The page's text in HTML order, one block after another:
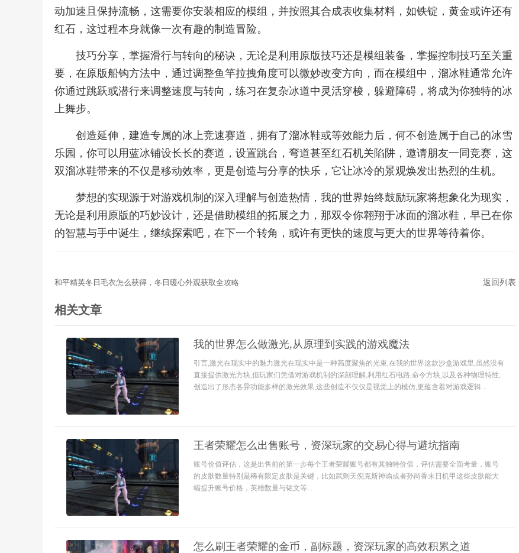
动加速且保持流畅，这需要你安装相应的模组，并按照其合成表收集材料，如铁锭，黄金或许还有
红石，这过程本身就像一次有趣的制造冒险。
技巧分享，掌握滑行与转向的秘诀，无论是利用原版技巧还是模组装备，掌握控制技巧至关重
要，在原版船钩方法中，通过调整鱼竿拉拽角度可以微妙改变方向，而在模组中，溜冰鞋通常允许
你通过跳跃或潜行来调整速度与转向，练习在复杂冰道中灵活穿梭，躲避障碍，将成为你独特的冰
上舞步。
创造延伸，建造专属的冰上竞速赛道，拥有了溜冰鞋或等效能力后，何不创造属于自己的冰雪
乐园，你可以用蓝冰铺设长长的赛道，设置跳台，弯道甚至红石机关陷阱，邀请朋友一同竞赛，这
双溜冰鞋带来的不仅是移动效率，更是创造与分享的快乐，它让冰冷的景观焕发出热烈的生机。
梦想的实现源于对游戏机制的深入理解与创造热情，我的世界始终鼓励玩家将想象化为现实，
无论是利用原版的巧妙设计，还是借助模组的拓展之力，那双令你翱翔于冰面的溜冰鞋，早已在你
的智慧与手中诞生，继续探索吧，在下一个转角，或许有更快的速度与更大的世界等待着你。
和平精英冬日毛衣怎么获得，冬日暖心外观获取全攻略 返回列表
相关文章
我的世界怎么做激光,从原理到实践的游戏魔法
引言,激光在现实中的魅力激光在现实中是一种高度聚焦的光束,在我的世界这款沙盒游戏里,虽然没有
直接提供激光方块,但玩家们凭借对游戏机制的深刻理解,利用红石电路,命令方块,以及各种物理特性,
创造出了形态各异功能多样的激光效果,这些创造不仅仅是视觉上的模仿,更蕴含着对游戏逻辑...
王者荣耀怎么出售账号，资深玩家的交易心得与避坑指南
账号价值评估，这是出售前的第一步每个王者荣耀账号都有其独特价值，评估需要全面考量，账号
的皮肤数量特别是稀有限定皮肤是关键，比如武则天倪克斯神谕或者孙尚香末日机甲这些皮肤能大
幅提升账号价格，英雄数量与铭文等...
怎么刷王者荣耀的金币，副标题，资深玩家的高效积累之道